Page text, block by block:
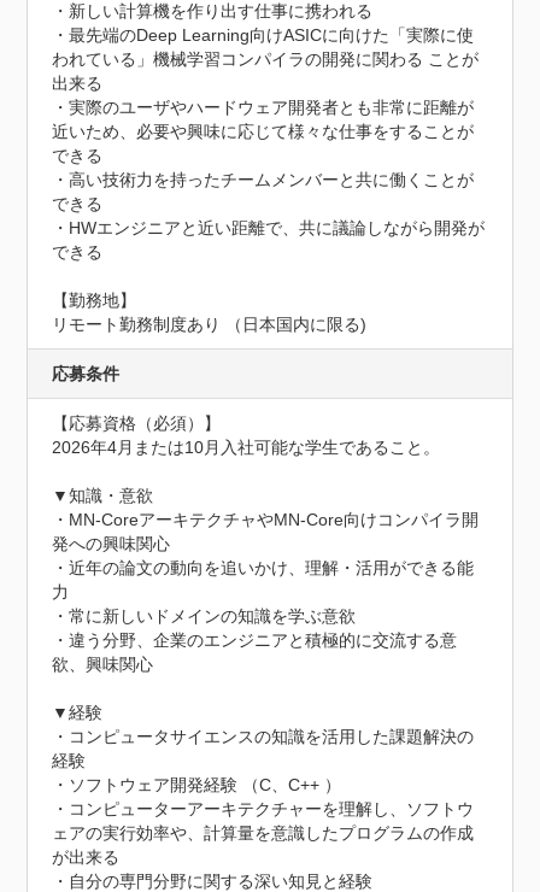
・新しい計算機を作り出す仕事に携われる
・最先端のDeep Learning向けASICに向けた「実際に使
われている」機械学習コンパイラの開発に関わる ことが
出来る
・実際のユーザやハードウェア開発者とも非常に距離が
近いため、必要や興味に応じて様々な仕事をすることが
できる
・高い技術力を持ったチームメンバーと共に働くことが
できる
・HWエンジニアと近い距離で、共に議論しながら開発が
できる
【勤務地】
リモート勤務制度あり （日本国内に限る)
応募条件
【応募資格（必須）】
2026年4月または10月入社可能な学生であること。
▼知識・意欲
・MN-CoreアーキテクチャやMN-Core向けコンパイラ開
発への興味関心
・近年の論文の動向を追いかけ、理解・活用ができる能
力
・常に新しいドメインの知識を学ぶ意欲
・違う分野、企業のエンジニアと積極的に交流する意
欲、興味関心
▼経験
・コンピュータサイエンスの知識を活用した課題解決の
経験
・ソフトウェア開発経験 （C、C++ ）
・コンピューターアーキテクチャーを理解し、ソフトウ
ェアの実行効率や、計算量を意識したプログラムの作成
が出来る
・自分の専門分野に関する深い知見と経験